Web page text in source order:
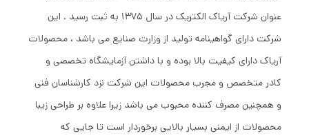
عنوان شرکت آریاک الکتریک در سال 1375 به ثبت رسید . این
شرکت دارای گواهینامه تولید از وزارت صنایع می باشد ، محصولات
آریاک دارای کیفیت بالا بوده و با داشتن آزمایشگاه تخصصی و
کادر متخصص و مجرب محصولات این شرکت نزد کارشناسان فنی
و همچنین مصرف کننده محبوب می باشد زیرا علاوه بر طراحی زیبا
محصولات از ایمنی بسیار بالایی برخوردار است تا جایی که